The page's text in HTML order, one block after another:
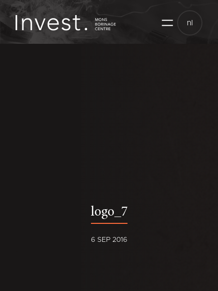
Skip
content
nl
logo_7
6 SEP 2016